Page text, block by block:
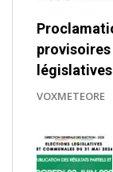
VOXMETEORE